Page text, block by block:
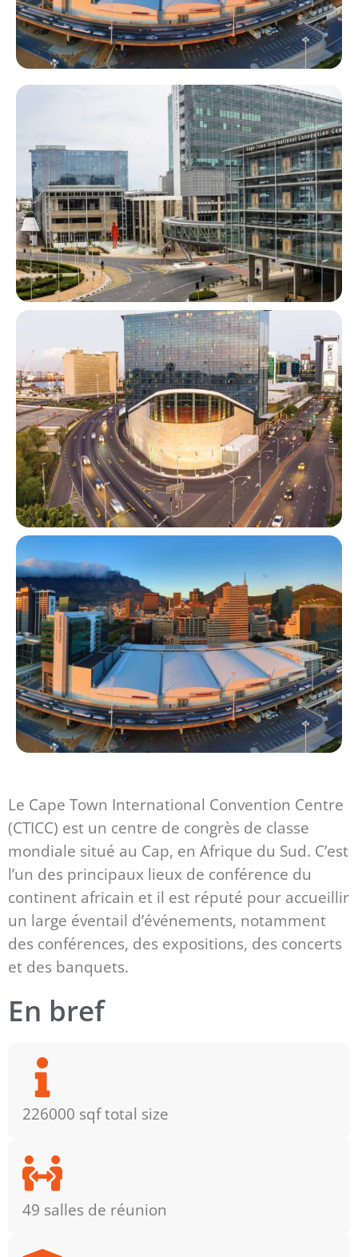
Le Cape Town International Convention Centre
(CTICC) est un centre de congrès de classe
mondiale situé au Cap, en Afrique du Sud. C’est
l’un des principaux lieux de conférence du
continent africain et il est réputé pour accueillir
un large éventail d’événements, notamment
des conférences, des expositions, des concerts
et des banquets.
En bref
226000 sqf total size
49 salles de réunion